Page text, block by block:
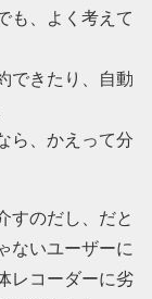
も、よく考えて
できたり、自動
ら、かえって分
すのだし、だと
ないユーザーに
レコーダーに劣